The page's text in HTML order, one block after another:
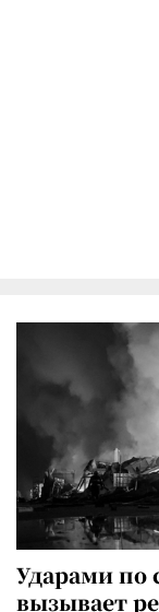
Ударами по
вызывает